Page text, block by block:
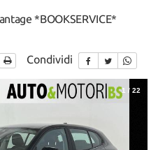
*BOOKSERVICE*
Condividi
1 / 22